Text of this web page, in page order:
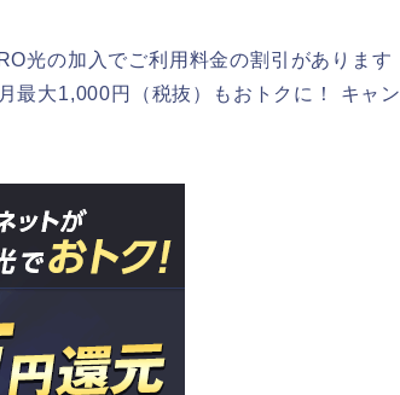
光の加入でご利用料金の割引があります
最大1,000円（税抜）もおトクに！ キャン